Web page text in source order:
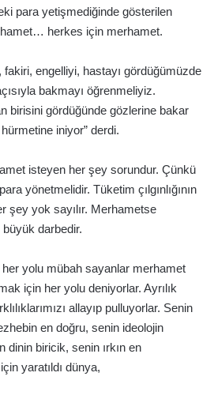
para yetişmediğinde gösterilen
herkes için merhamet.
fakiri, engelliyi, hastayı gördüğümüzde
bakmayı öğrenmeliyiz.
birisini gördüğünde gözlerine bakar
iniyor” derdi.
isteyen her şey sorundur. Çünkü
yönetmelidir. Tüketim çılgınlığının
şey yok sayılır. Merhametse
darbedir.
her yolu mübah sayanlar merhamet
için her yolu deniyorlar. Ayrılık
allayıp pulluyorlar. Senin
en doğru, senin ideolojin
dinin biricik, senin ırkın en
yaratıldı dünya,